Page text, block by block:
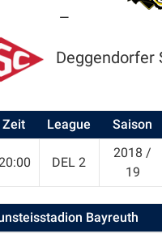
—
Deggendorfer
Zeit League Saison
DEL 2
2018 /
19
Bayreuth